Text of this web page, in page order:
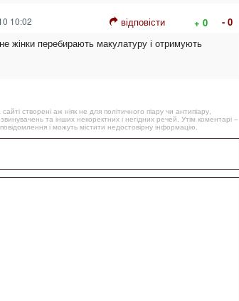
10:02 відповісти + 0
- 0
жінки перебирають макулатуру і отримують
створені аж ніяк не для політичного піару чи антипіару,
та інших некоректних і негідних речей. Утім коментарі –
і можуть містити недостовірну інформацію.